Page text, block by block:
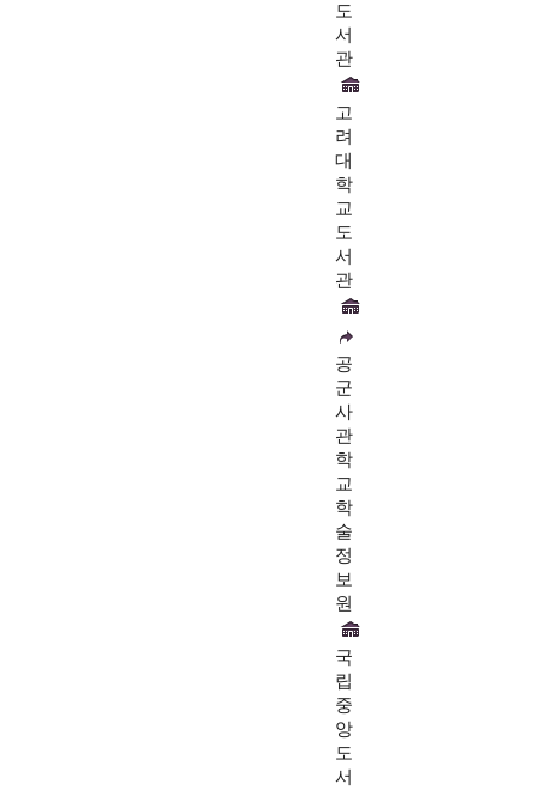
도
서
관
고
려
대
학
교
도
서
관
공
군
사
관
학
교
학
술
정
보
원
국
립
중
앙
도
서